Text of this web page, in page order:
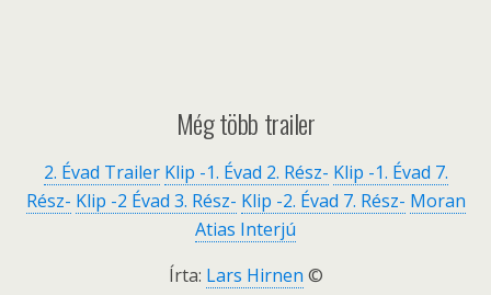
Még több trailer
2. Évad Trailer Klip -1. Évad 2. Rész- Klip -1. Évad 7.
Rész- Klip -2 Évad 3. Rész- Klip -2. Évad 7. Rész- Moran
Atias Interjú
Írta: Lars Hirnen ©